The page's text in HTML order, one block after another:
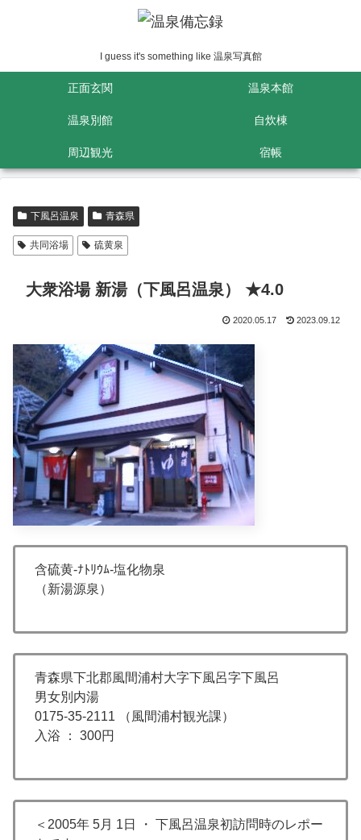
I guess it's something like 温泉写真館
正面玄関 温泉本館
温泉別館 自炊棟
周辺観光 宿帳
下風呂温泉 青森県
共同浴場 硫黄泉
大衆浴場 新湯（下風呂温泉） ★4.0
2020.05.17 2023.09.12
含硫黄-ﾅﾄﾘｳﾑ-塩化物泉
（新湯源泉）
青森県下北郡風間浦村大字下風呂字下風呂
男女別内湯
0175-35-2111 （風間浦村観光課）
入浴 ： 300円
＜2005年 5月 1日 ・ 下風呂温泉初訪問時のレポー